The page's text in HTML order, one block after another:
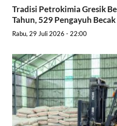
Tradisi Petrokimia Gresik
Tahun, 529 Pengayuh
Rabu, 29 Juli 2026 - 22:00